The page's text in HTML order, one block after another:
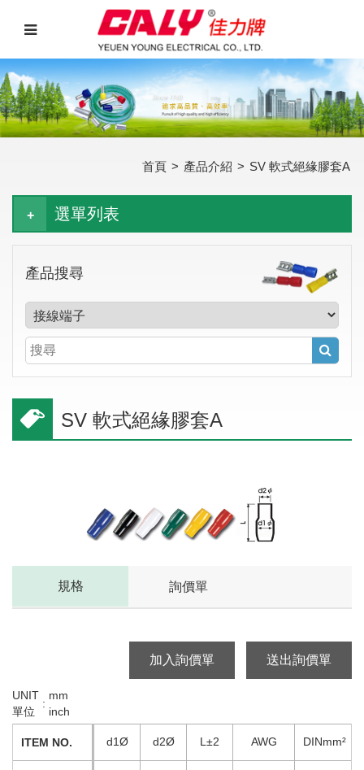
首頁 > 產品介紹 > SV 軟式絕緣膠套A
選單列表
產品搜尋
SV 軟式絕緣膠套A
規格 詢價單
加入詢價單 送出詢價單
UNIT
:
mm
單位
inch
d1Ø d2Ø L±2 AWG DINmm²
ITEM NO.